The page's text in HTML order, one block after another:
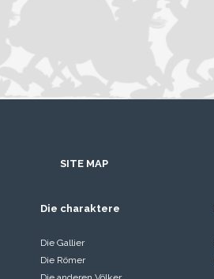
SITE MAP
Die charaktere
Die Gallier
Die Römer